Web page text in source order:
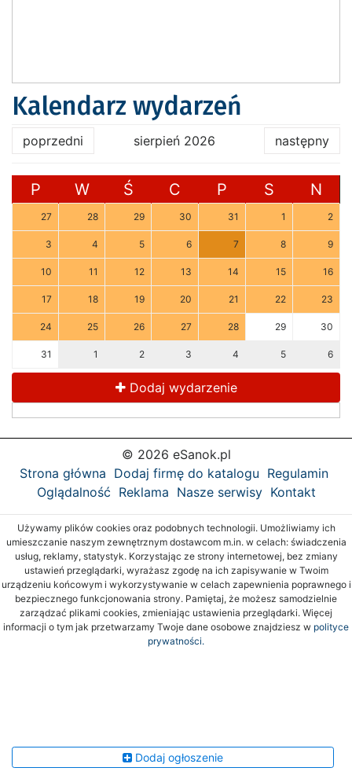
Kalendarz wydarzeń
poprzedni sierpień 2026 następny
P W Ś C P S N
27 28 29 30 31 1 2
3 4 5 6 7 8 9
10 11 12 13 14 15 16
17 18 19 20 21 22 23
24 25 26 27 28 29 30
31 1 2 3 4 5 6
Dodaj wydarzenie
© 2026 eSanok.pl
Strona główna Dodaj firmę do katalogu Regulamin
Oglądalność Reklama Nasze serwisy Kontakt
Używamy plików cookies oraz podobnych technologii. Umożliwiamy ich
umieszczanie naszym zewnętrznym dostawcom m.in. w celach: świadczenia
usług, reklamy, statystyk. Korzystając ze strony internetowej, bez zmiany
ustawień przeglądarki, wyrażasz zgodę na ich zapisywanie w Twoim
urządzeniu końcowym i wykorzystywanie w celach zapewnienia poprawnego i
bezpiecznego funkcjonowania strony. Pamiętaj, że możesz samodzielnie
zarządzać plikami cookies, zmieniając ustawienia przeglądarki. Więcej
informacji o tym jak przetwarzamy Twoje dane osobowe znajdziesz w polityce
prywatności.
Dodaj ogłoszenie